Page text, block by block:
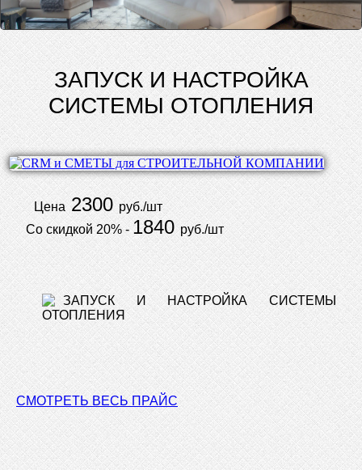
ЗАПУСК И НАСТРОЙКА
СИСТЕМЫ ОТОПЛЕНИЯ
Цена2300руб./шт
Со скидкой 20% - 1840руб./шт
СМОТРЕТЬ ВЕСЬ ПРАЙС